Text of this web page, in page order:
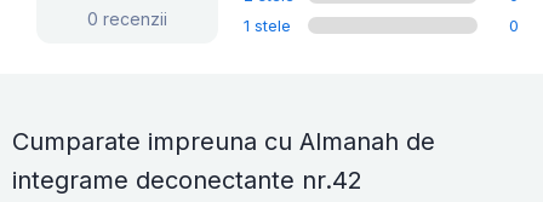
0 recenzii
1 stele
0
Cumparate impreuna cu Almanah de
integrame deconectante nr.42